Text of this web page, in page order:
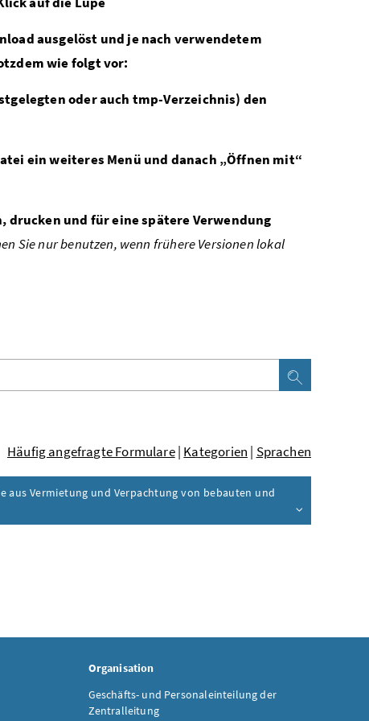
ausgelöst und je nach verwendetem
wie folgt vor:
oder auch tmp-Verzeichnis) den
ein weiteres Menü und danach „Öffnen mit“
und für eine spätere Verwendung
Sie nur benutzen, wenn frühere Versionen lokal
Häufig angefragte Formulare| Kategorien | Sprachen
aus Vermietung und Verpachtung von bebauten und
Organisation
Geschäfts- und Personaleinteilung der
Zentralleitung